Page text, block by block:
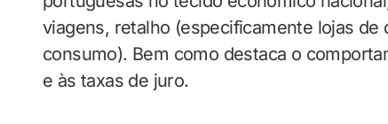
viagens, retalho (especificamente lojas
consumo). Bem como destaca o
e às taxas de juro.